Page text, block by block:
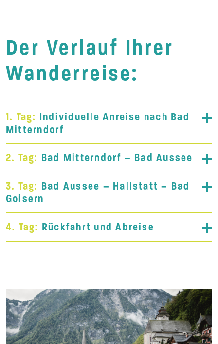
Der Verlauf Ihrer
Wanderreise:
1. Tag: Individuelle Anreise nach Bad
Mitterndorf
2. Tag: Bad Mitterndorf – Bad Aussee
3. Tag: Bad Aussee – Hallstatt – Bad
Goisern
4. Tag: Rückfahrt und Abreise